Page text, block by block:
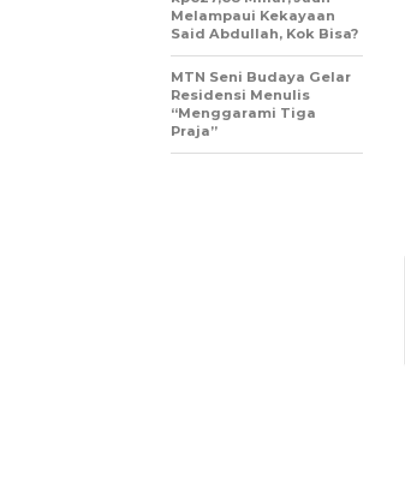
Melampaui Kekayaan
Said Abdullah, Kok Bisa?
MTN Seni Budaya Gelar
Residensi Menulis
“Menggarami Tiga
Praja”